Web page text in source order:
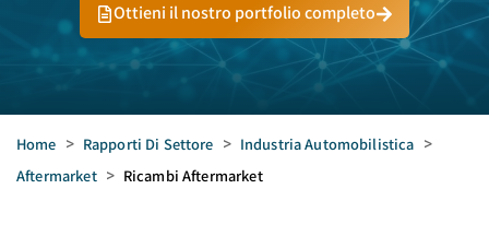
Ottieni il nostro portfolio completo
Home > Rapporti Di Settore > Industria Automobilistica >
Aftermarket > Ricambi Aftermarket